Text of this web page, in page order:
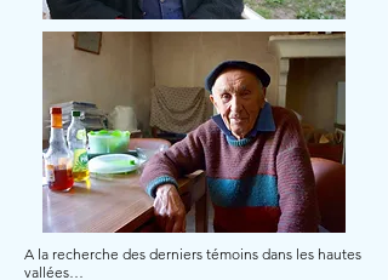
A la recherche des derniers témoins dans les hautes
vallées…